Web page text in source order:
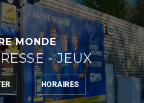
MONDE
- JEUX
HORAIRES